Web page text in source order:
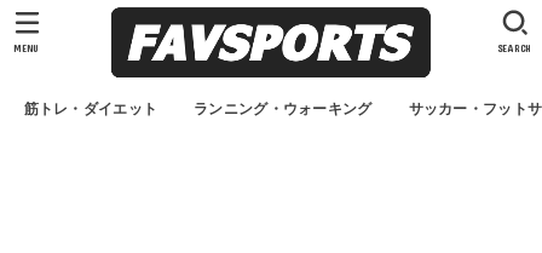
筋トレ・ダイエット ランニング・ウォーキング サッカー・フット
SEARCH
MENU